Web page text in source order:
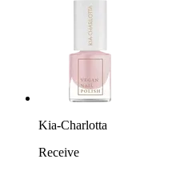
Kia-Charlotta
Receive